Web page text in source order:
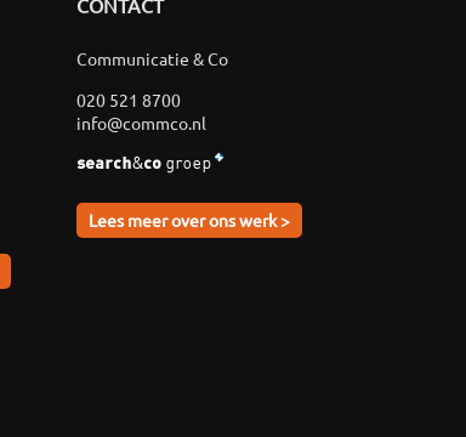
CONTACT
Communicatie & Co
020 521 8700
info@commco.nl
Lees meer over ons werk >